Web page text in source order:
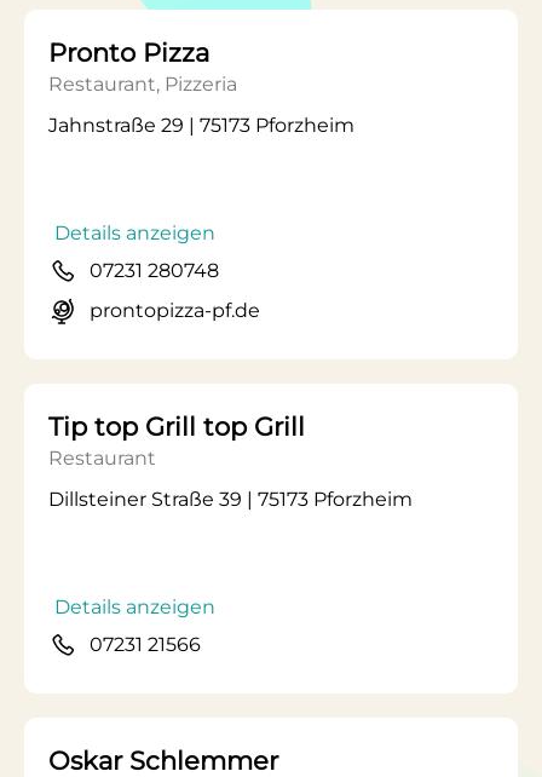
Pronto Pizza
Restaurant, Pizzeria
Jahnstraße 29 | 75173 Pforzheim
Details anzeigen
07231 280748
prontopizza-pf.de
Tip top Grill top Grill
Restaurant
Dillsteiner Straße 39 | 75173 Pforzheim
Details anzeigen
07231 21566
Oskar Schlemmer